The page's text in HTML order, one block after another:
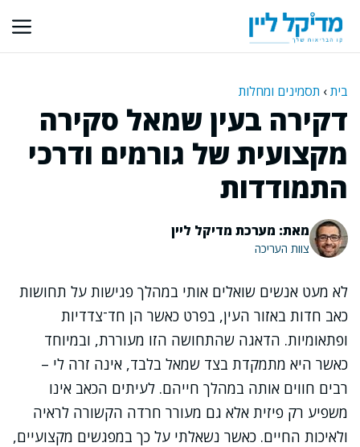
לתוכן
בית› תסמינים ומחלות
דקירה בעין שמאל סקירה
מקצועית של גורמים ודרכי
התמודדות
מאת: מערכת מדיקל ליין
צוות העריכה
לא מעט אנשים שואלים אותי במהלך פגישות על תחושות
כאב חדות באזור העין, בפרט כאשר הן חד־צדדיות
ופתאומיות. הדאגה שהתחושה הזו מעוררת, ובמיוחד
כאשר היא מתמקדת בצד שמאל בלבד, אינה זרה לי –
רבים חווים אותה במהלך חייהם. לעיתים הכאב אינו
משפיע רק פיזית אלא גם מעורר חרדה הקשורה לראיה
ולאיכות החיים. כאשר נשאלתי על כך במפגשים מקצועיים,